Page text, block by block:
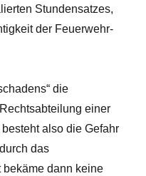
Stundensatzes,
der Feuerwehr­
die
einer
also die Gefahr
das
dann keine